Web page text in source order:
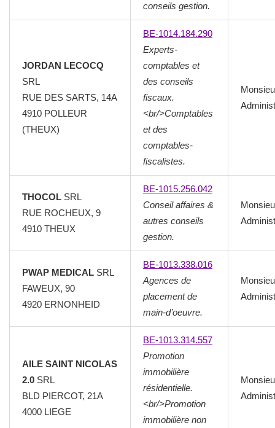
conseils gestion.
JORDAN LECOCQ
SRL
RUE DES SARTS, 14A
4910 POLLEUR
(THEUX)
BE-1014.184.290
Experts-
comptables et
des conseils
fiscaux.
<br/>Comptables
et des
comptables-
fiscalistes.
THOCOL SRL
RUE ROCHEUX, 9
4910 THEUX
BE-1015.256.042
Conseil affaires &
autres conseils
gestion.
PWAP MEDICAL SRL
FAWEUX, 90
4920 ERNONHEID
BE-1013.338.016
Agences de
placement de
main-d’oeuvre.
AILE SAINT NICOLAS
2.0 SRL
BLD PIERCOT, 21A
4000 LIEGE
BE-1013.314.557
Promotion
immobilière
résidentielle.
<br/>Promotion
immobilière non